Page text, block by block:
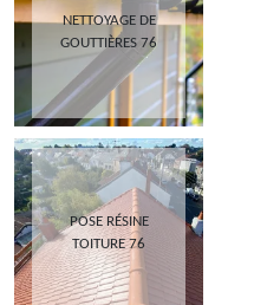
NETTOYAGE DE
GOUTTIÈRES 76
POSE RÉSINE
TOITURE 76